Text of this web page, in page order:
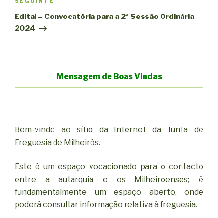
Conteúdo
seguinte
Edital – Convocatória para a 2ª Sessão Ordinária
2024
Mensagem de Boas Vindas
Bem-vindo ao sítio da Internet da Junta de
Freguesia de Milheirós.
Este é um espaço vocacionado para o contacto
entre a autarquia e os Milheiroenses; é
fundamentalmente um espaço aberto, onde
poderá consultar informação relativa à freguesia.